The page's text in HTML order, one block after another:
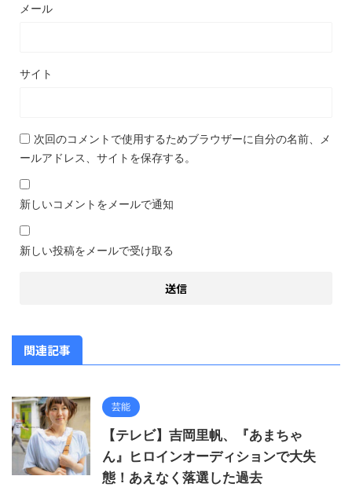
メール
サイト
次回のコメントで使用するためブラウザーに自分の名前、メ
ールアドレス、サイトを保存する。
新しいコメントをメールで通知
新しい投稿をメールで受け取る
関連記事
芸能
【テレビ】吉岡里帆、『あまちゃ
ん』ヒロインオーディションで大失
態！あえなく落選した過去